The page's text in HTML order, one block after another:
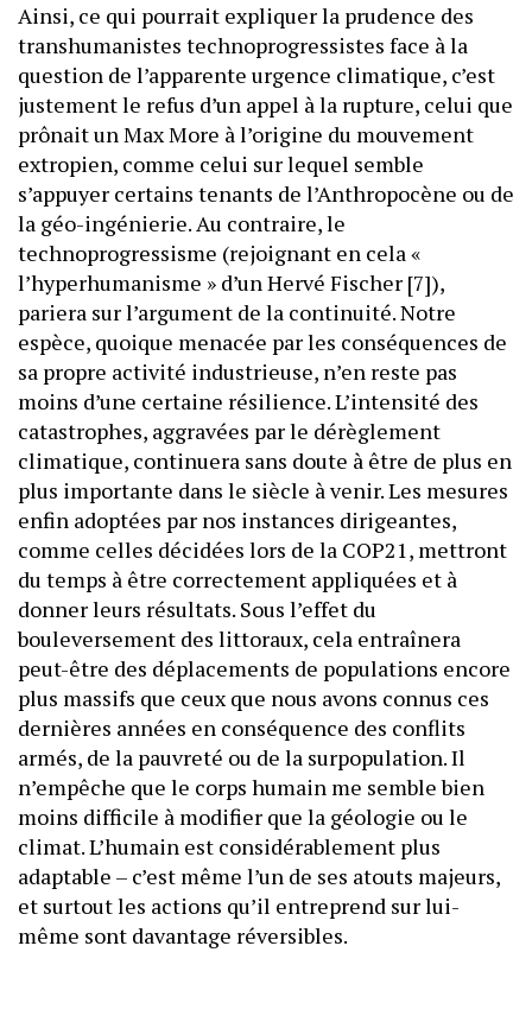
Ainsi, ce qui pourrait expliquer la prudence des
transhumanistes technoprogressistes face à la
question de l’apparente urgence climatique, c’est
justement le refus d’un appel à la rupture, celui que
prônait un Max More à l’origine du mouvement
extropien, comme celui sur lequel semble
s’appuyer certains tenants de l’Anthropocène ou de
la géo-ingénierie. Au contraire, le
technoprogressisme (rejoignant en cela «
l’hyperhumanisme » d’un Hervé Fischer [7]),
pariera sur l’argument de la continuité. Notre
espèce, quoique menacée par les conséquences de
sa propre activité industrieuse, n’en reste pas
moins d’une certaine résilience. L’intensité des
catastrophes, aggravées par le dérèglement
climatique, continuera sans doute à être de plus en
plus importante dans le siècle à venir. Les mesures
enfin adoptées par nos instances dirigeantes,
comme celles décidées lors de la COP21, mettront
du temps à être correctement appliquées et à
donner leurs résultats. Sous l’effet du
bouleversement des littoraux, cela entraînera
peut-être des déplacements de populations encore
plus massifs que ceux que nous avons connus ces
dernières années en conséquence des conflits
armés, de la pauvreté ou de la surpopulation. Il
n’empêche que le corps humain me semble bien
moins difficile à modifier que la géologie ou le
climat. L’humain est considérablement plus
adaptable – c’est même l’un de ses atouts majeurs,
et surtout les actions qu’il entreprend sur lui-
même sont davantage réversibles.